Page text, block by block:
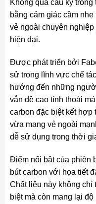
Không quá cầu kỳ
bằng cảm giác cầm
vẻ ngoài chuyên
hiện đại.
Được phát triển bởi
sử trong lĩnh vực chế
hướng đến những
vẫn đề cao tính thoải
carbon đặc biệt kết hợp
vừa mang vẻ ngoài
dễ sử dụng trong thời
Điểm nổi bật của phiên
bút carbon với họa tiết
Chất liệu này không chỉ
biệt mà còn mang lại